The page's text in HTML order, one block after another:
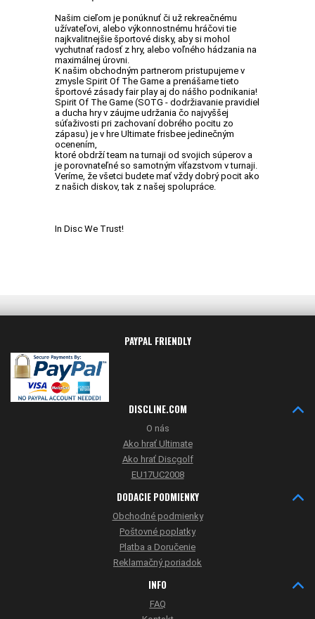
Našim cieľom je ponúknuť či už rekreačnému
užívateľovi, alebo výkonnostnému hráčovi tie
najkvalitnejšie športové disky, aby si mohol
vychutnať radosť z hry, alebo voľného hádzania na
maximálnej úrovni.
K našim obchodným partnerom pristupujeme v
zmysle Spirit Of The Game a prenášame tieto
športové zásady fair play aj do nášho podnikania!
Spirit Of The Game (SOTG - dodržiavanie pravidiel
a ducha hry v záujme udržania čo najvyššej
súťaživosti pri zachovaní dobrého pocitu zo
zápasu) je v hre Ultimate frisbee jedinečným
ocenením,
ktoré obdrží team na turnaji od svojich súperov a
je porovnateľné so samotným víťazstvom v turnaji.
Veríme, že všetci budete mať vždy dobrý pocit ako
z našich diskov, tak z našej spolupráce.
In Disc We Trust!
PAYPAL FRIENDLY
DISCLINE.COM
O nás
Ako hrať Ultimate
Ako hrať Discgolf
EU17UC2008
DODACIE PODMIENKY
Obchodné podmienky
Poštovné poplatky
Platba a Doručenie
Reklamačný poriadok
INFO
FAQ